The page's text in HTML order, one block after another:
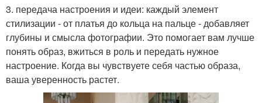
3. передача настроения и идеи: каждый элемент
стилизации - от платья до кольца на пальце - добавляет
глубины и смысла фотографии. Это помогает вам лучше
понять образ, вжиться в роль и передать нужное
настроение. Когда вы чувствуете себя частью образа,
ваша уверенность растет.